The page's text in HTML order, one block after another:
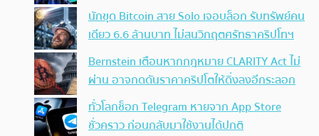
นักขุด Bitcoin สาย Solo เจอบล็อก รับทรัพย์คน
เดียว 6.6 ล้านบาท ไม่สนวิกฤตศรัทธาคริปโทฯ
Bernstein เตือนหากกฎหมาย CLARITY Act ไม่
ผ่าน อาจกดดันราคาคริปโตให้ดิ่งลงอีกระลอก
ทั่วโลกช็อก Telegram หายจาก App Store
ชั่วคราว ก่อนกลับมาใช้งานได้ปกติ